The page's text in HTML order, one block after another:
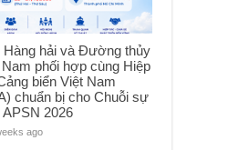
Hàng hải và Đường thủy
phối hợp cùng Hiệp
biển Việt Nam
chuẩn bị cho Chuỗi sự
APSN 2026
ago